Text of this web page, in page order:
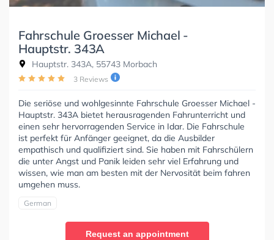
Fahrschule Groesser Michael -
Hauptstr. 343A
Hauptstr. 343A, 55743 Morbach
3 Reviews
Die seriöse und wohlgesinnte Fahrschule Groesser Michael -
Hauptstr. 343A bietet herausragenden Fahrunterricht und
einen sehr hervorragenden Service in Idar. Die Fahrschule
ist perfekt für Anfänger geeignet, da die Ausbilder
empathisch und qualifiziert sind. Sie haben mit Fahrschülern
die unter Angst und Panik leiden sehr viel Erfahrung und
wissen, wie man am besten mit der Nervosität beim fahren
umgehen muss.
German
Request an appointment